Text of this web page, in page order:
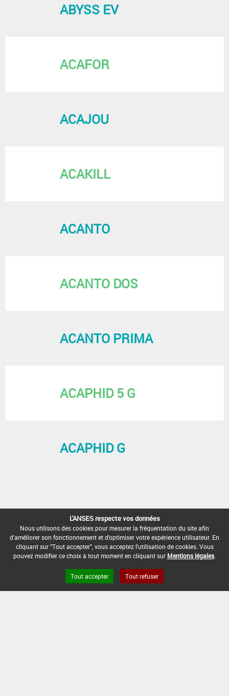
ABYSS EV
ACAFOR
ACAJOU
ACAKILL
ACANTO
ACANTO DOS
ACANTO PRIMA
ACAPHID 5 G
ACAPHID G
L'ANSES respecte vos données
Nous utilisons des cookies pour mesurer la fréquentation du site afin
d'améliorer son fonctionnement et d'optimiser votre expérience utilisateur. En
cliquant sur "Tout accepter", vous acceptez l'utilisation de cookies. Vous
pouvez modifier ce choix à tout moment en cliquant sur Mentions légales
Tout accepter Tout refuser